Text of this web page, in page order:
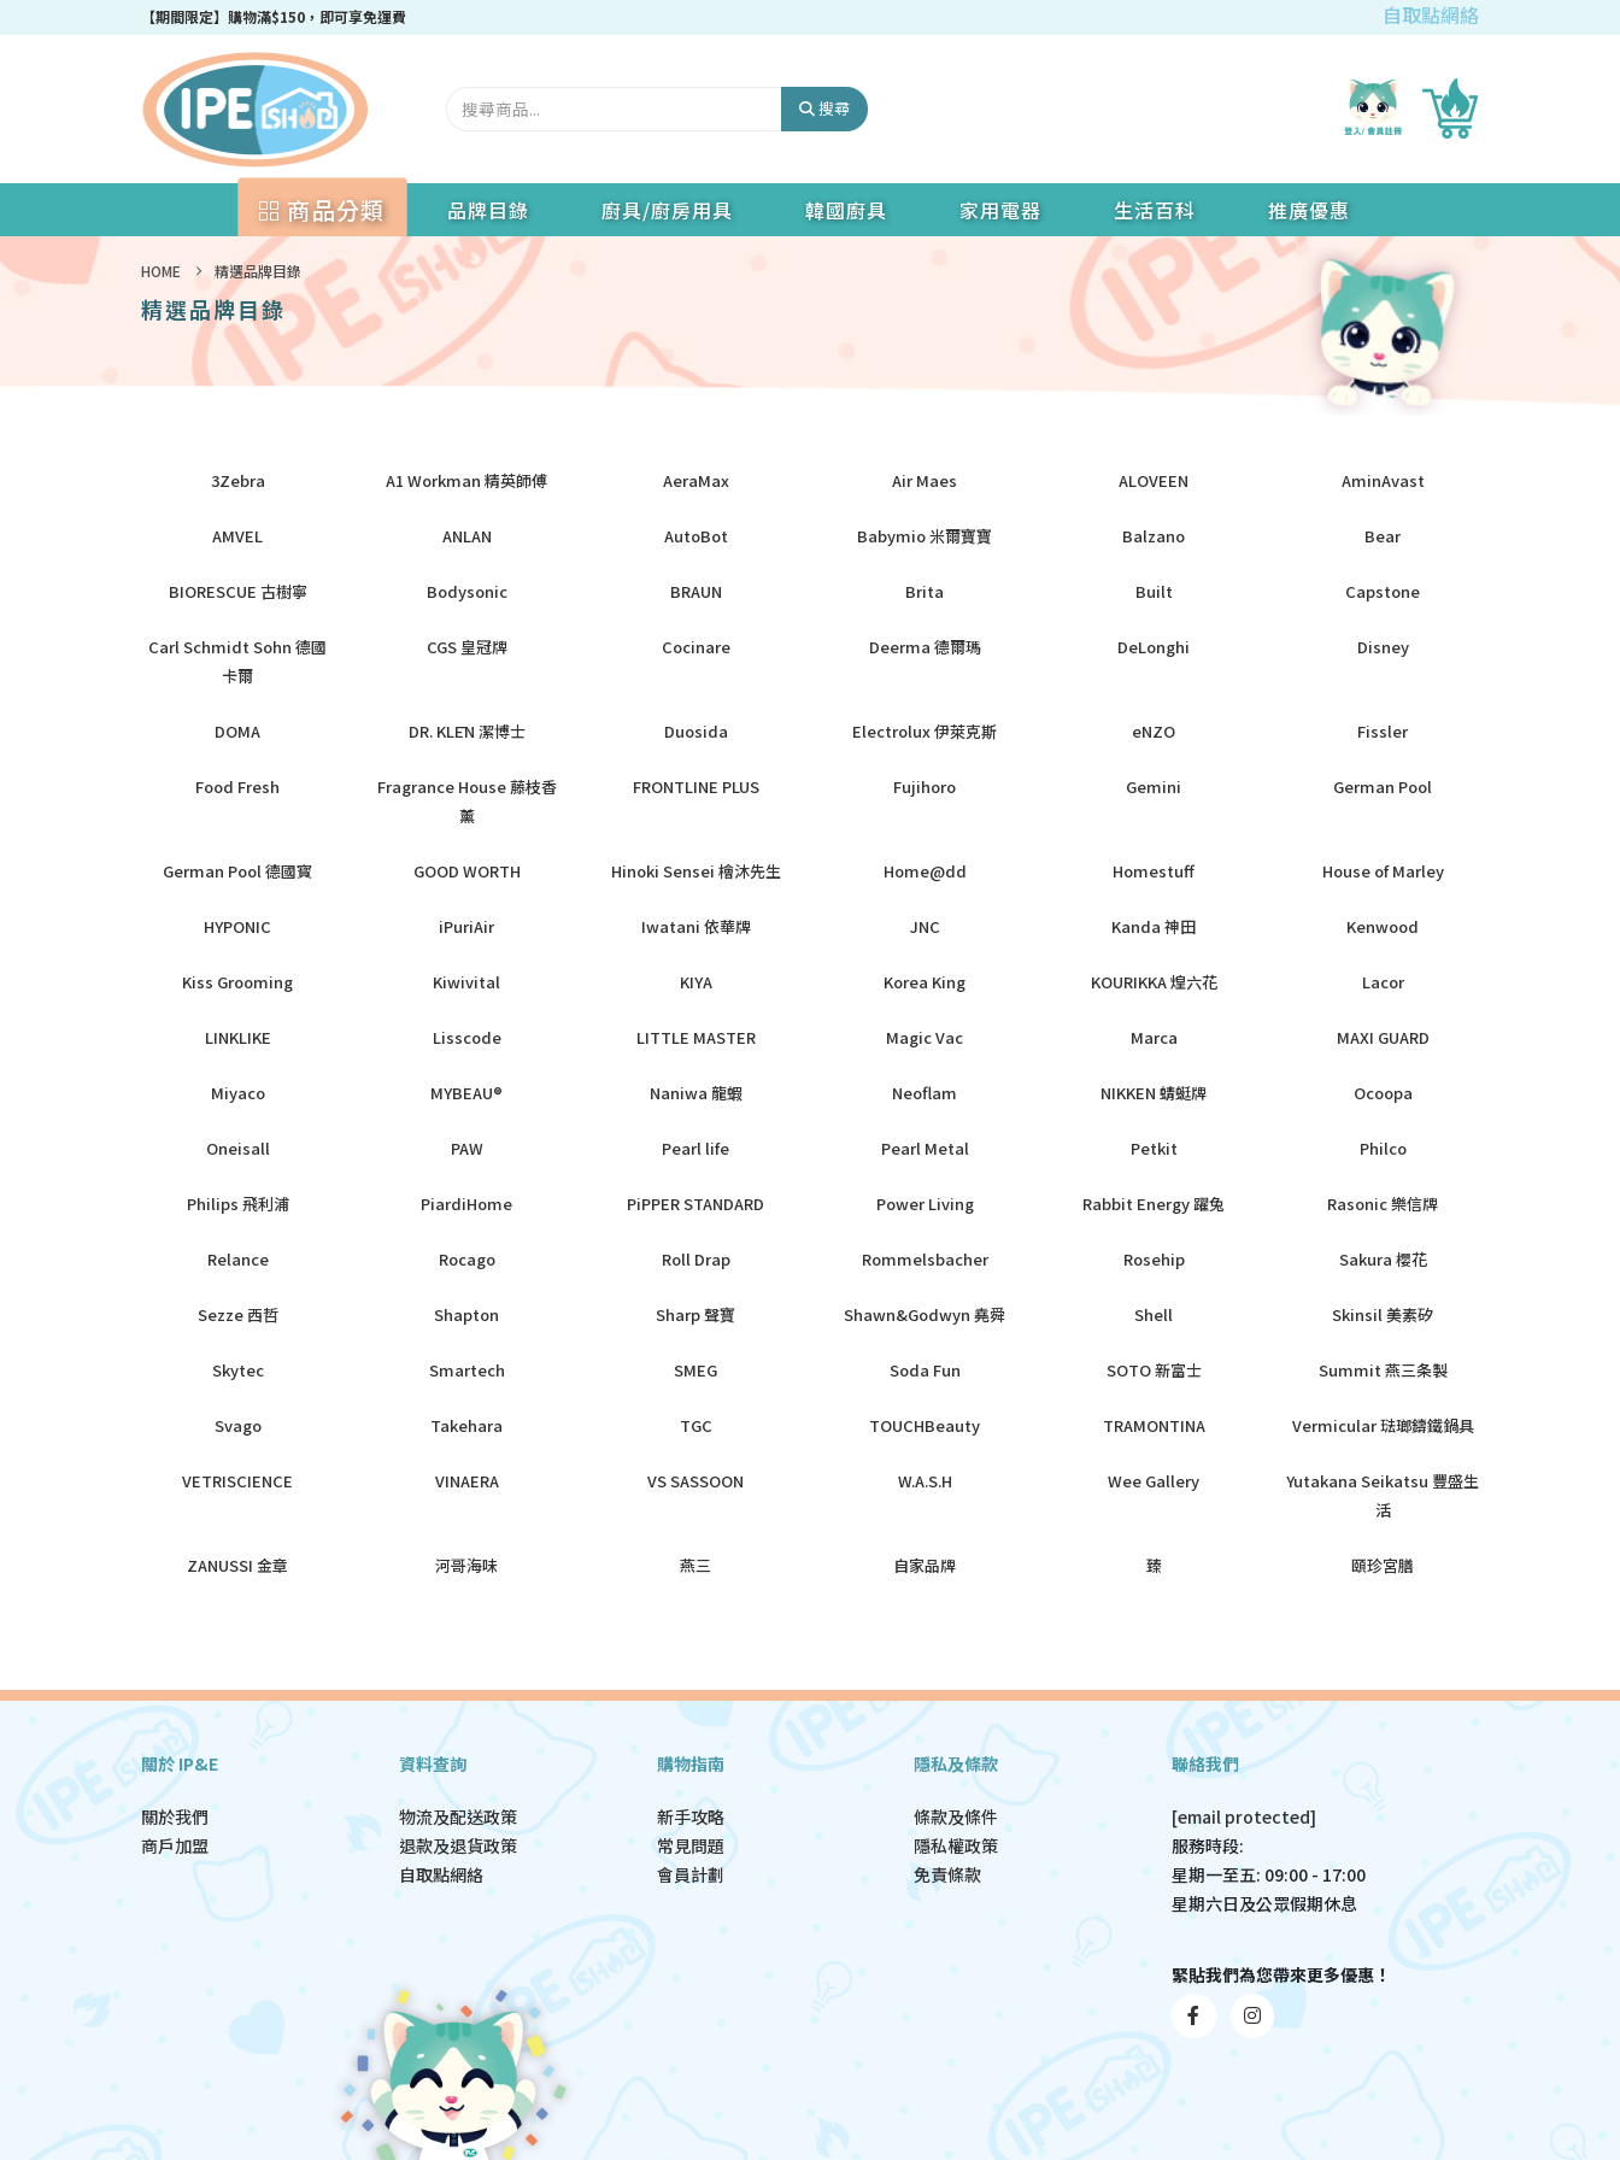
【期間限定】購物滿$150，即可享免運費 自取點網絡
搜尋
商品分類 品牌目錄 廚具/廚房用具 韓國廚具 家用電器 生活百科 推廣優惠
HOME 精選品牌目錄
精選品牌目錄
3Zebra A1 Workman 精英師傅 AeraMax Air Maes ALOVEEN AminAvast
AMVEL ANLAN AutoBot Babymio 米爾寶寶 Balzano Bear
BIORESCUE 古樹寧 Bodysonic BRAUN Brita Built Capstone
Carl Schmidt Sohn 德國
卡爾
CGS 皇冠牌 Cocinare Deerma 德爾瑪 DeLonghi Disney
DOMA DR. KLĒN 潔博士 Duosida Electrolux 伊萊克斯 eNZO Fissler
Food Fresh
Fragrance House 藤枝香
薰
FRONTLINE PLUS Fujihoro Gemini German Pool
German Pool 德國寳 GOOD WORTH Hinoki Sensei 檜沐先生 Home@dd Homestuff House of Marley
HYPONIC iPuriAir Iwatani 依華牌 JNC Kanda 神田 Kenwood
Kiss Grooming Kiwivital KIYA Korea King KOURIKKA 煌六花 Lacor
LINKLIKE Lisscode LITTLE MASTER Magic Vac Marca MAXI GUARD
Miyaco MYBEAU® Naniwa 龍蝦 Neoflam NIKKEN 蜻蜓牌 Ocoopa
Oneisall PAW Pearl life Pearl Metal Petkit Philco
Philips 飛利浦 PiardiHome PiPPER STANDARD Power Living Rabbit Energy 躍兔 Rasonic 樂信牌
Relance Rocago Roll Drap Rommelsbacher Rosehip Sakura 櫻花
Sezze 西哲 Shapton Sharp 聲寶 Shawn&Godwyn 堯舜 Shell Skinsil 美素矽
Skytec Smartech SMEG Soda Fun SOTO 新富士 Summit 燕三条製
Svago Takehara TGC TOUCHBeauty TRAMONTINA Vermicular 琺瑯鑄鐵鍋具
VETRISCIENCE VINAERA VS SASSOON W.A.S.H Wee Gallery
Yutakana Seikatsu 豐盛生
活
ZANUSSI 金章 河哥海味 燕三 自家品牌 臻 頤珍宮膳
關於 IP&E
關於我們
商戶加盟
資料查詢
物流及配送政策
退款及退貨政策
自取點網絡
購物指南
新手攻略
常見問題
會員計劃
隱私及條款
條款及條件
隱私權政策
免責條款
聯絡我們
[email protected]
服務時段:
星期一至五: 09:00 - 17:00
星期六日及公眾假期休息
緊貼我們為您帶來更多優惠！